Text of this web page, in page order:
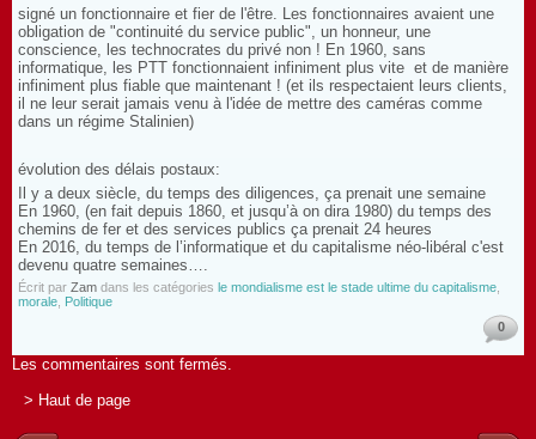
signé un fonctionnaire et fier de l'être. Les fonctionnaires avaient une
obligation de "continuité du service public", un honneur, une
conscience, les technocrates du privé non ! En 1960, sans
informatique, les PTT fonctionnaient infiniment plus vite et de manière
infiniment plus fiable que maintenant ! (et ils respectaient leurs clients,
il ne leur serait jamais venu à l'idée de mettre des caméras comme
dans un régime Stalinien)
évolution des délais postaux:
Il y a deux siècle, du temps des diligences, ça prenait une semaine
En 1960, (en fait depuis 1860, et jusqu’à on dira 1980) du temps des
chemins de fer et des services publics ça prenait 24 heures
En 2016, du temps de l’informatique et du capitalisme néo-libéral c'est
devenu quatre semaines….
Écrit par Zam dans les catégories le mondialisme est le stade ultime du capitalisme
morale Politique
0
Les commentaires sont fermés.
> Haut de page